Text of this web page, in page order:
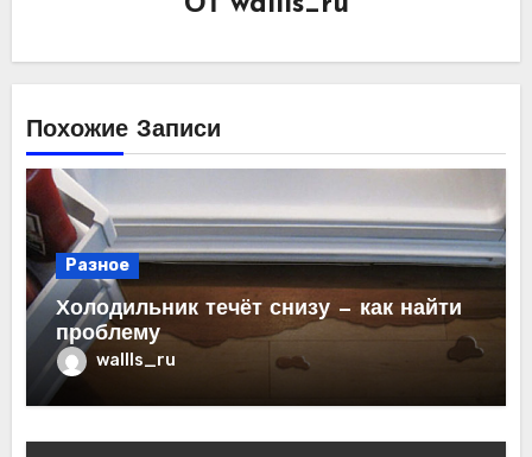
Похожие Записи
Разное
Холодильник течёт снизу — как найти
проблему
wallls_ru